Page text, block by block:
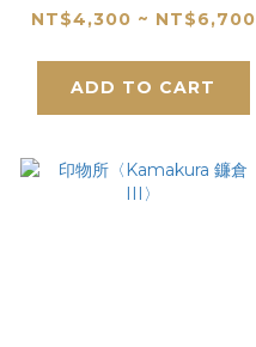
NT$4,300 ~ NT$6,700
ADD TO CART